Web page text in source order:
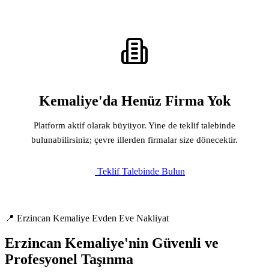
Kemaliye'da Henüz Firma Yok
Platform aktif olarak büyüyor. Yine de teklif talebinde
bulunabilirsiniz; çevre illerden firmalar size dönecektir.
Teklif Talebinde Bulun
📍 Erzincan Kemaliye Evden Eve Nakliyat
Erzincan Kemaliye'nin Güvenli ve
Profesyonel Taşınma